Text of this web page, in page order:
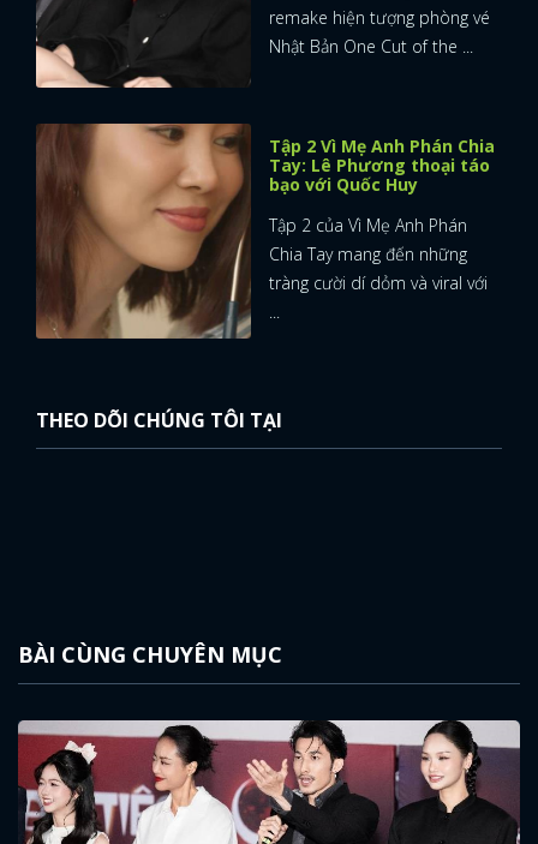
remake hiện tượng phòng vé
Nhật Bản One Cut of the ...
Tập 2 Vì Mẹ Anh Phán Chia
Tay: Lê Phương thoại táo
bạo với Quốc Huy
Tập 2 của Vì Mẹ Anh Phán
Chia Tay mang đến những
tràng cười dí dỏm và viral với
...
THEO DÕI CHÚNG TÔI TẠI
BÀI CÙNG CHUYÊN MỤC